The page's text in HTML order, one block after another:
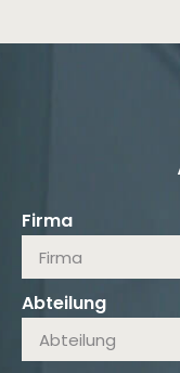
Firma
Abteilung